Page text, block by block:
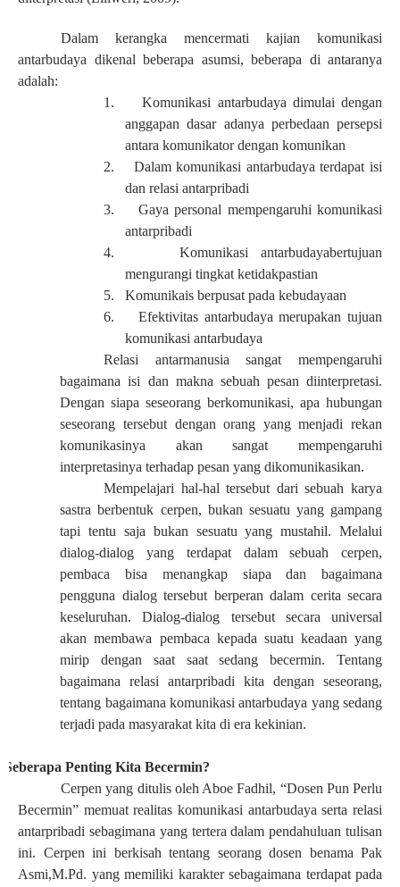
Dalam kerangka mencermati kajian komunikasi
antarbudaya dikenal beberapa asumsi, beberapa di antaranya
adalah:
1.
Komunikasi antarbudaya dimulai dengan
anggapan dasar adanya perbedaan persepsi
antara komunikator dengan komunikan
2.
Dalam komunikasi antarbudaya terdapat isi
dan relasi antarpribadi
3.
Gaya personal mempengaruhi komunikasi
antarpribadi
4.
Komunikasi antarbudayabertujuan
mengurangi tingkat ketidakpastian
5.
Komunikais berpusat pada kebudayaan
6.
Efektivitas antarbudaya merupakan tujuan
komunikasi antarbudaya
Relasi antarmanusia sangat mempengaruhi
bagaimana isi dan makna sebuah pesan diinterpretasi.
Dengan siapa seseorang berkomunikasi, apa hubungan
seseorang tersebut dengan orang yang menjadi rekan
komunikasinya akan sangat mempengaruhi
interpretasinya terhadap pesan yang dikomunikasikan.
Mempelajari hal-hal tersebut dari sebuah karya
sastra berbentuk cerpen, bukan sesuatu yang gampang
tapi tentu saja bukan sesuatu yang mustahil. Melalui
dialog-dialog yang terdapat dalam sebuah cerpen,
pembaca bisa menangkap siapa dan bagaimana
pengguna dialog tersebut berperan dalam cerita secara
keseluruhan. Dialog-dialog tersebut secara universal
akan membawa pembaca kepada suatu keadaan yang
mirip dengan saat saat sedang becermin. Tentang
bagaimana relasi antarpribadi kita dengan seseorang,
tentang bagaimana komunikasi antarbudaya yang sedang
terjadi pada masyarakat kita di era kekinian.
Seberapa Penting Kita Becermin?
Cerpen yang ditulis oleh Aboe Fadhil, “Dosen Pun Perlu
Becermin” memuat realitas komunikasi antarbudaya serta relasi
antarpribadi sebagimana yang tertera dalam pendahuluan tulisan
ini. Cerpen ini berkisah tentang seorang dosen benama Pak
Asmi,M.Pd. yang memiliki karakter sebagaimana terdapat pada